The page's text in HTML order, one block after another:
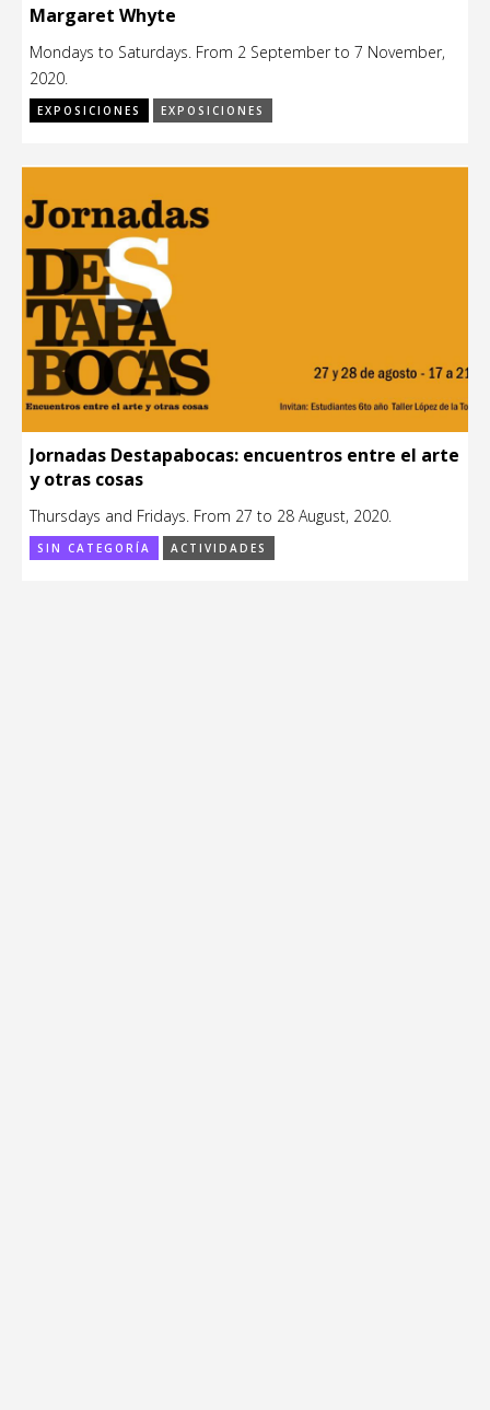
Margaret Whyte
Mondays to Saturdays. From 2 September to 7 November,
2020.
EXPOSICIONES EXPOSICIONES
Jornadas Destapabocas: encuentros entre el arte
y otras cosas
Thursdays and Fridays. From 27 to 28 August, 2020.
SIN CATEGORÍA ACTIVIDADES